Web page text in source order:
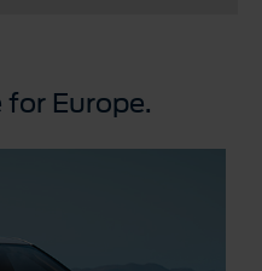
Europe.